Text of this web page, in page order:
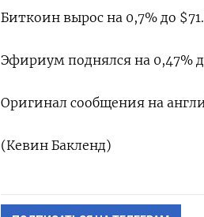
Биткоин вырос на 0,7% до
Эфириум поднялся на 0,47%
Оригинал сообщения на
(Кевин Бакленд)